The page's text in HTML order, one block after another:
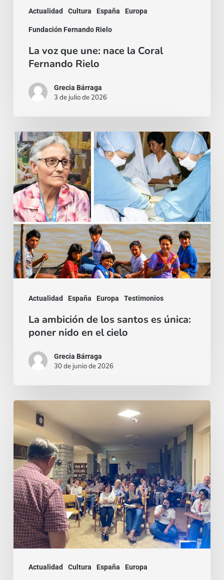
Actualidad Cultura España Europa
Fundación Fernando Rielo
La voz que une: nace la Coral
Fernando Rielo
Grecia Bárraga
3 de julio de 2026
Actualidad España Europa Testimonios
La
ambición
de
los
santos
es
única:
poner
nido
cieloLa ambición de los santos es única:
poner nido en el cielo
Grecia Bárraga
30 de junio de 2026
Actualidad Cultura España Europa
invito,
poi
un
viaggio:
il
richiamo
a
mettersi
in
ascolto